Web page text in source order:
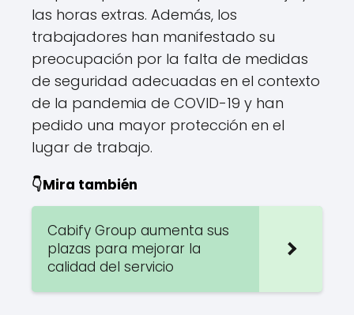
las horas extras. Además, los
trabajadores han manifestado su
preocupación por la falta de medidas
de seguridad adecuadas en el contexto
de la pandemia de COVID-19 y han
pedido una mayor protección en el
lugar de trabajo.
👇Mira también
Cabify Group aumenta sus
plazas para mejorar la
calidad del servicio